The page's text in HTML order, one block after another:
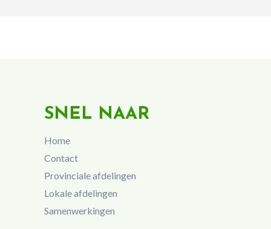
SNEL NAAR
Home
Contact
Provinciale afdelingen
Lokale afdelingen
Samenwerkingen